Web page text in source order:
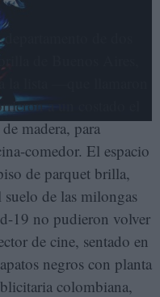
de dos
de Buenos Aires,
a un costado el
madera, para
comedor. El espacio
de parquet brilla,
suelo de las milongas
19 no pudieron volver
de cine, sentado en
negros con planta
colombiana,